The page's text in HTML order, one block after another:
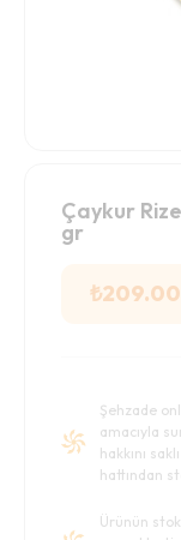
Çaykur
gr
₺209.00
Şehzade
amacıyla
hakkını
hattından
Ürünün